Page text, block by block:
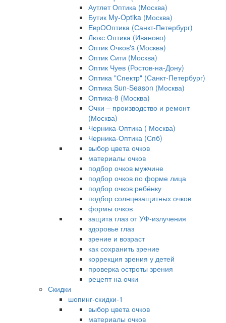
Аутлет Оптика (Москва)
Бутик My-Optika (Москва)
ЕврООптика (Санкт-Петербург)
Люкс Оптика (Иваново)
Оптик Очков's (Москва)
Оптик Сити (Москва)
Оптик Чуев (Ростов-на-Дону)
Оптика "Спектр" (Санкт-Петербург)
Оптика Sun-Season (Москва)
Оптика-8 (Москва)
Очки – производство и ремонт
(Москва)
Черника-Оптика ( Москва)
Черника-Оптика (Спб)
выбор цвета очков
материалы очков
подбор очков мужчине
подбор очков по форме лица
подбор очков ребёнку
подбор солнцезащитных очков
формы очков
защита глаз от УФ-излучения
здоровье глаз
зрение и возраст
как сохранить зрение
коррекция зрения у детей
проверка остроты зрения
рецепт на очки
Скидки
шопинг-скидки-1
выбор цвета очков
материалы очков